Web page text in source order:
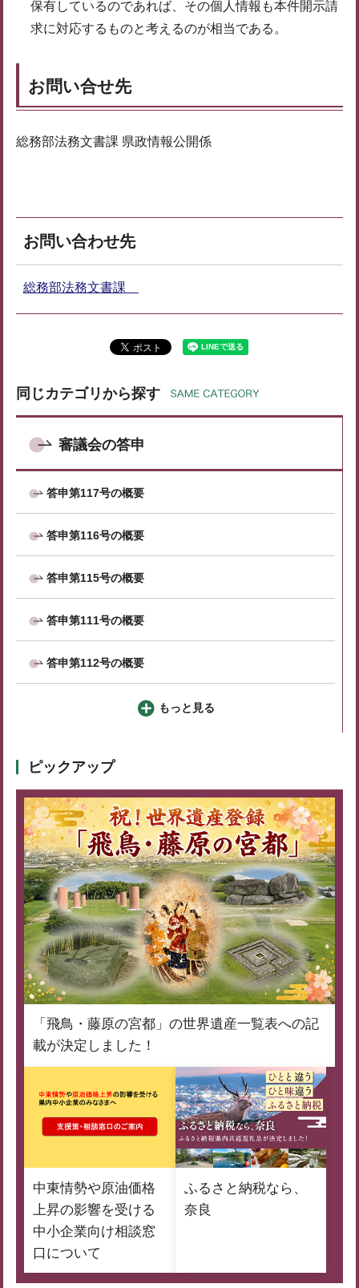
保有しているのであれば、その個人情報も本件開示請
求に対応するものと考えるのが相当である。
お問い合せ先
総務部法務文書課 県政情報公開係
お問い合わせ先
総務部法務文書課
同じカテゴリから探す
審議会の答申
答申第117号の概要
答申第116号の概要
答申第115号の概要
答申第111号の概要
答申第112号の概要
もっと見る
ピックアップ
「飛鳥・藤原の宮都」の世界遺産一覧表への記
載が決定しました！
中東情勢や原油価格
上昇の影響を受ける
中小企業向け相談窓
口について
ふるさと納税なら、
奈良